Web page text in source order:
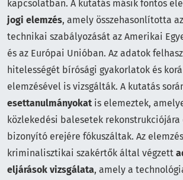
kapcsolatban. A kutatás másik fontos
jogi elemzés, amely összehasonlította
technikai szabályozását az Amerikai
és az Európai Unióban. Az adatok
hitelességét bírósági gyakorlatok és
elemzésével is vizsgálták. A kutatás
esettanulmányokat is elemeztek,
közlekedési balesetek rekonstrukciójára
bizonyító erejére fókuszáltak. Az
kriminalisztikai szakértők által végzett
eljárások vizsgálata, amely a